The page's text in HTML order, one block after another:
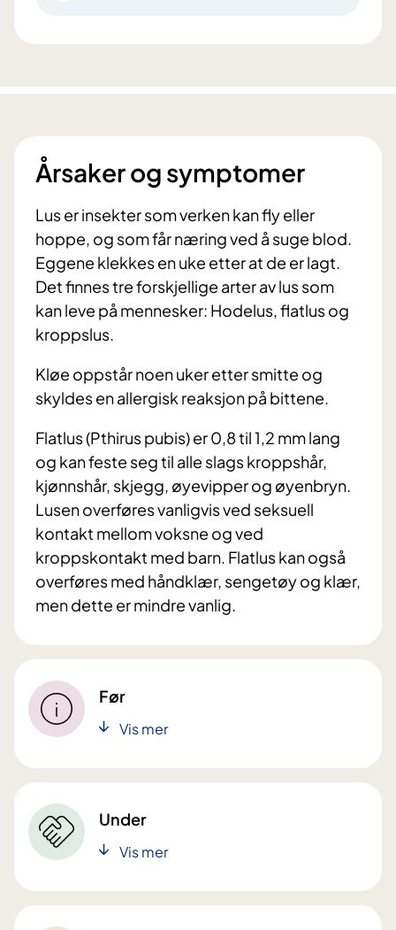
Årsaker og symptomer
Lus er insekter som verken kan fly eller
hoppe, og som får næring ved å suge blod.
Eggene klekkes en uke etter at de er lagt.
Det finnes tre forskjellige arter av lus som
kan leve på mennesker: Hodelus, flatlus og
kroppslus.
Kløe oppstår noen uker etter smitte og
skyldes en allergisk reaksjon på bittene.
Flatlus (Pthirus pubis) er 0,8 til 1,2 mm lang
og kan feste seg til alle slags kroppshår,
kjønnshår, skjegg, øyevipper og øyenbryn.
Lusen overføres vanligvis ved seksuell
kontakt mellom voksne og ved
kroppskontakt med barn. Flatlus kan også
overføres med håndklær, sengetøy og klær,
men dette er mindre vanlig.
Før
Vis mer
Under
Vis mer